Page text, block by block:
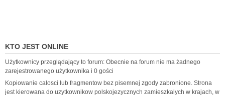
KTO JEST ONLINE
Użytkownicy przeglądający to forum: Obecnie na forum nie ma żadnego
zarejestrowanego użytkownika i 0 gości
Kopiowanie calosci lub fragmentow bez pisemnej zgody zabronione. Strona
jest kierowana do uzytkownikow polskojezycznych zamieszkalych w krajach, w